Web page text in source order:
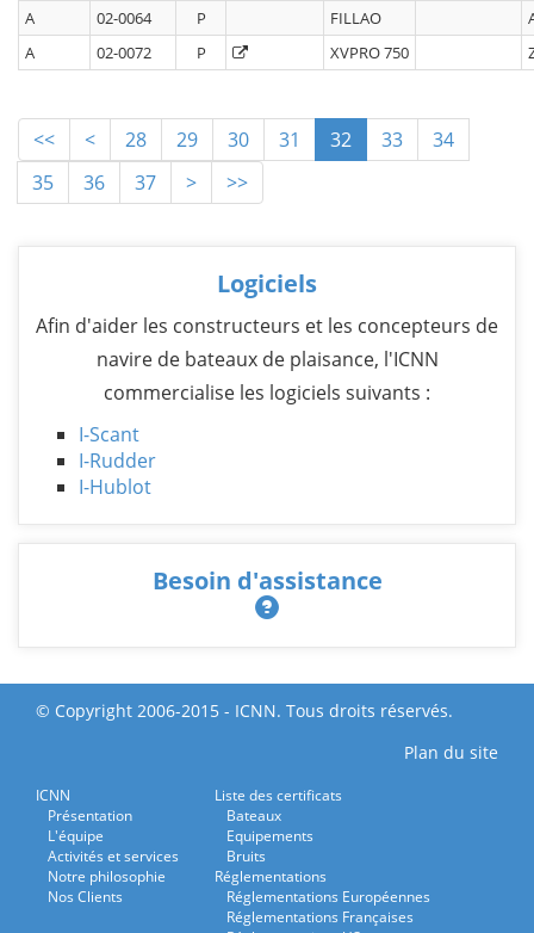
A 02-0064 P FILLAO
A
02-0072 P XVPRO 750
<< < 28 29 30 31 32 33
34
35
36 37 > >>
Logiciels
Afin d'aider les constructeurs et les concepteurs de
navire de bateaux de plaisance, l'ICNN
commercialise les logiciels suivants :
I-Scant
I-Rudder
I-Hublot
Besoin d'assistance
© Copyright 2006-2015 - ICNN. Tous droits réservés.
Plan du site
ICNN
Présentation
L'équipe
Activités et services
Notre philosophie
Nos Clients
Liste des certificats
Bateaux
Equipements
Bruits
Réglementations
Réglementations Européennes
Réglementations Françaises